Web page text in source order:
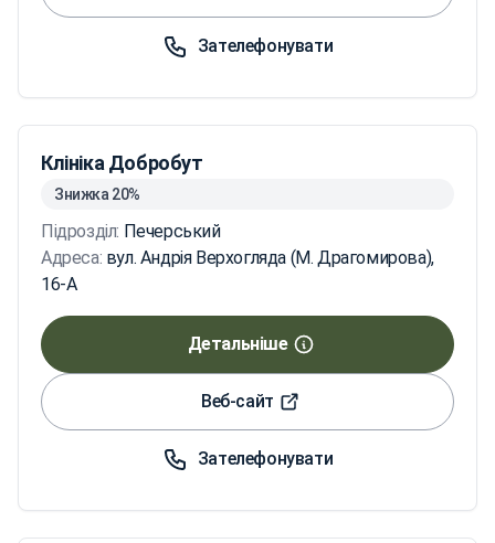
Зателефонувати
Клініка Добробут
Знижка 20%
Підрозділ: Печерський
Адреса: вул. Андрія Верхогляда (М. Драгомирова),
16-А
Детальніше
Веб-сайт
Зателефонувати